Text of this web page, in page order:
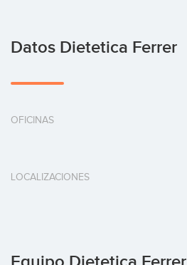
Datos Dietetica Ferrer
OFICINAS
LOCALIZACIONES